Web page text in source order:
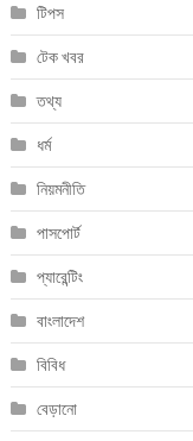
টিপস
টেক খবর
তথ্য
ধর্ম
নিয়মনীতি
পাসপোর্ট
প্যারেন্টিং
বাংলাদেশ
বিবিধ
বেড়ানো